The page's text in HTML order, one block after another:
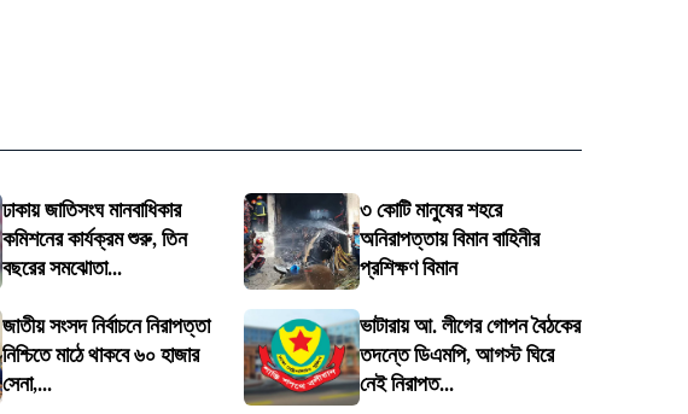
ঢাকায় জাতিসংঘ মানবাধিকার
কমিশনের কার্যক্রম শুরু, তিন
বছরের সমঝোতা...
৩ কোটি মানুষের শহরে
অনিরাপত্তায় বিমান বাহিনীর
প্রশিক্ষণ বিমান
জাতীয় সংসদ নির্বাচনে নিরাপত্তা
নিশ্চিতে মাঠে থাকবে ৬০ হাজার
সেনা,...
ভাটারায় আ. লীগের গোপন বৈঠকের
তদন্তে ডিএমপি, আগস্ট ঘিরে
নেই নিরাপত...